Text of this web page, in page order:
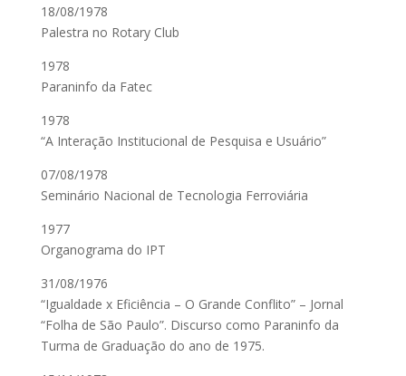
18/08/1978
Palestra no Rotary Club
1978
Paraninfo da Fatec
1978
“A Interação Institucional de Pesquisa e Usuário”
07/08/1978
Seminário Nacional de Tecnologia Ferroviária
1977
Organograma do IPT
31/08/1976
“Igualdade x Eficiência – O Grande Conflito” – Jornal
“Folha de São Paulo”. Discurso como Paraninfo da
Turma de Graduação do ano de 1975.